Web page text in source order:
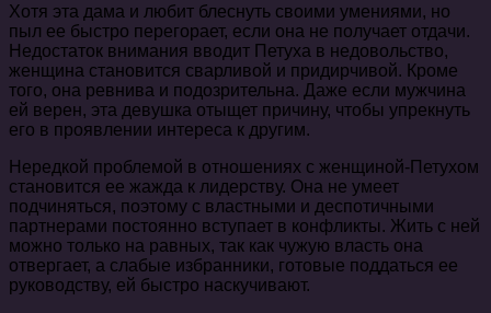
Хотя эта дама и любит блеснуть своими умениями, но
пыл ее быстро перегорает, если она не получает отдачи.
Недостаток внимания вводит Петуха в недовольство,
женщина становится сварливой и придирчивой. Кроме
того, она ревнива и подозрительна. Даже если мужчина
ей верен, эта девушка отыщет причину, чтобы упрекнуть
его в проявлении интереса к другим.
Нередкой проблемой в отношениях с женщиной-Петухом
становится ее жажда к лидерству. Она не умеет
подчиняться, поэтому с властными и деспотичными
партнерами постоянно вступает в конфликты. Жить с ней
можно только на равных, так как чужую власть она
отвергает, а слабые избранники, готовые поддаться ее
руководству, ей быстро наскучивают.